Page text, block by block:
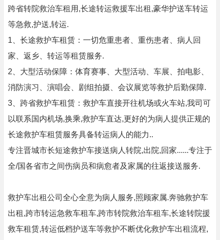
跨省转院救治车租用,长途转运救援车出租,豪华护送车转运
等急救,护送,转运.
1、长途救护车租赁：一切危重患者、重伤患者、病人回
家、返乡、转运等租赁服务.
2、大型活动保障：体育赛事、大型活动、车展、拍电影、
消防演习、演唱会、剧组拍摄、会议展览等救护后勤保障.
3、跨省救护车租赁：救护车直接开往机场或火车站,我司可
以联系国内机场,换乘,救护车直达,更好的为病人提供正规的
长途救护车租赁服务具备转运病人的能力..
专注晋城市长短途救护车接送病人转院,出院,回家......专注于
全/国各省市之间伤病员和病愈者及家属的往返接送服务.
救护车出租公司全心全意为病人服务,照顾家属.奔驰救护车
出租,跨市转运急救车租车,跨市转院救治车租车,长途转院援
救车租赁,转运低档护送车等救护不断优化救护车出租流程,